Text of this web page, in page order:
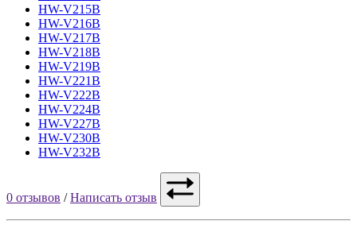
HW-V215B
HW-V216B
HW-V217B
HW-V218B
HW-V219B
HW-V221B
HW-V222B
HW-V224B
HW-V227B
HW-V230B
HW-V232B
0 отзывов /Написать отзыв